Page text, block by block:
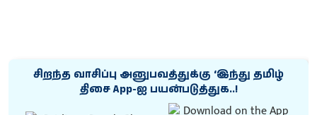
சிறந்த வாசிப்பு அனுபவத்துக்கு ‘இந்து தமிழ்
திசை App-ஐ பயன்படுத்துக..!